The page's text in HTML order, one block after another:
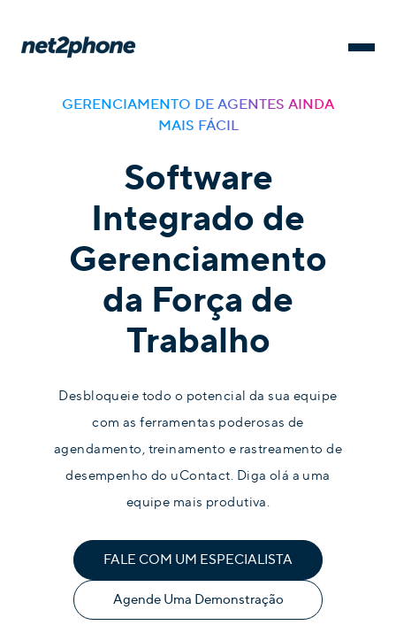
GERENCIAMENTO DE AGENTES AINDA
MAIS FÁCIL
Software
Integrado de
Gerenciamento
da Força de
Trabalho
Desbloqueie todo o potencial da sua equipe
com as ferramentas poderosas de
agendamento, treinamento e rastreamento de
desempenho do uContact. Diga olá a uma
equipe mais produtiva.
FALE COM UM ESPECIALISTA
Agende Uma Demonstração